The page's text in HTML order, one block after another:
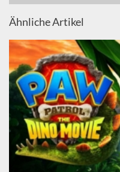
Ähnliche Artikel